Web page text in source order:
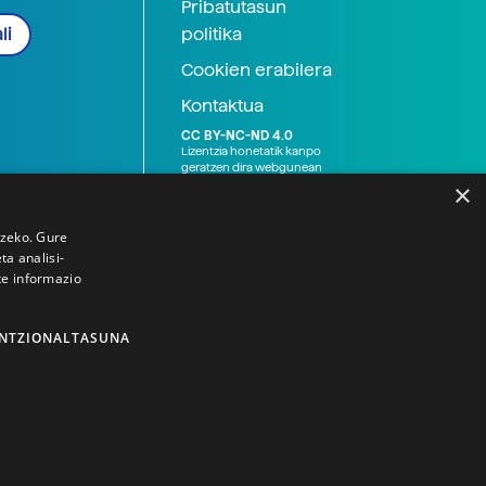
Pribatutasun
politika
Cookien erabilera
Kontaktua
CC BY-NC-ND 4.0
Lizentzia honetatik kanpo
geratzen dira webgunean
×
Gure
analisi-
informazio